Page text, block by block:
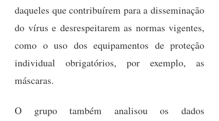
daqueles que contribuírem para a disseminação
do vírus e desrespeitarem as normas vigentes,
como o uso dos equipamentos de proteção
individual obrigatórios, por exemplo, as
máscaras.
O grupo também analisou os dados